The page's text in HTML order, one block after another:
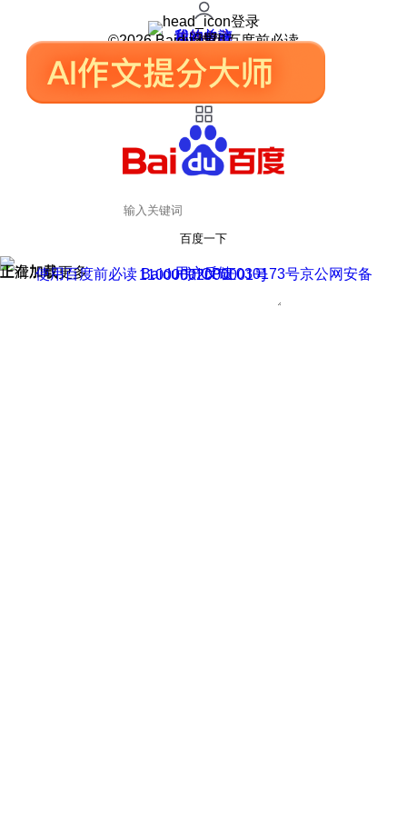
登录
我的关注
我的收藏
皮肤中心
用户反馈
设置
©2026 Baidu 使用百度前必读
百度一下
正在加载
上滑加载更多 用户反馈
使用百度前必读 Baidu 京ICP证030173号
京公网安备11000002000001号